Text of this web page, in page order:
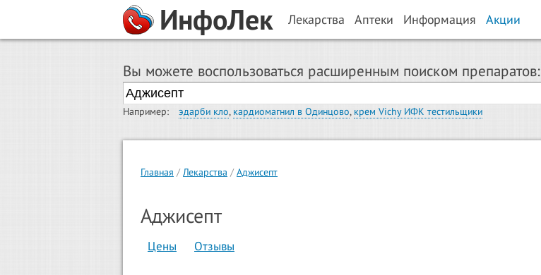
ИнфоЛек Лекарства Аптеки Информация Акции
Вы можете воспользоваться расширенным поиском препаратов:
Например: эдарби кло, кардиомагнил в Одинцово, крем Vichy ИФК тестильщики
Главная Лекарства Аджисепт
Аджисепт
Цены Отзывы